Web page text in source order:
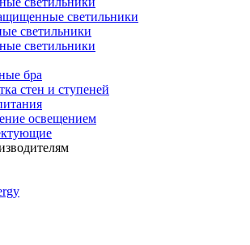
светильники
светильники
светильники
бра
стен и ступеней
освещением